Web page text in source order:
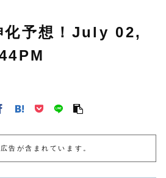
化予想！July 02,
告が含まれています。